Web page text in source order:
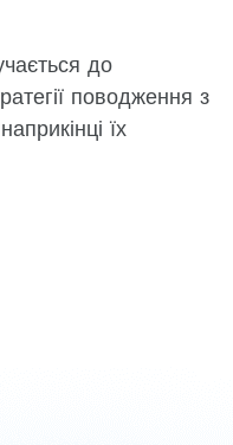
до
поводження з
їх